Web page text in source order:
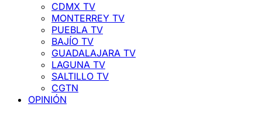
CDMX TV
MONTERREY TV
PUEBLA TV
BAJÍO TV
GUADALAJARA TV
LAGUNA TV
SALTILLO TV
CGTN
OPINIÓN